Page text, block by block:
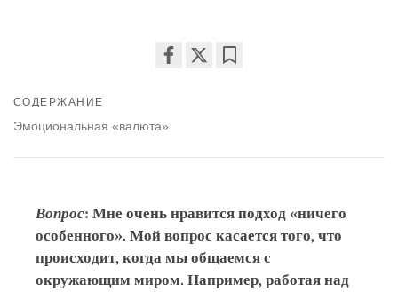
СОДЕРЖАНИЕ
Эмоциональная «валюта»
Вопрос: Мне очень нравится подход «ничего
особенного». Мой вопрос касается того, что
происходит, когда мы общаемся с
окружающим миром. Например, работая над